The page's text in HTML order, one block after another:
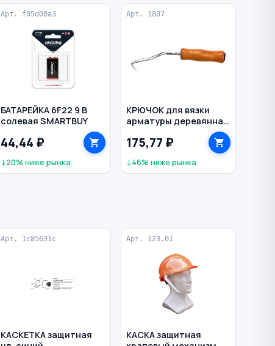
Арт. f05d00a3
БАТАРЕЙКА 6F22 9 В
солевая SMARTBUY
44,44 ₽
↓20% ниже рынка
Арт. 1807
КРЮЧОК для вязки
арматуры деревянная
VERTEXTOOLS
175,77 ₽
↓46% ниже рынка
Арт. 1c85631c
КАСКЕТКА защитная
Арт. 123.01
КАСКА защитная